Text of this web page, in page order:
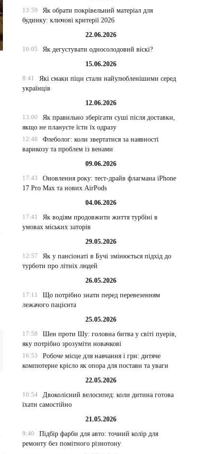
13:59
Як обрати покрівельний матеріал для
будинку: ключові критерії 2026
22.06.2026
10:05
Як дегустувати односолодовий віскі?
15.06.2026
8:41
Які смаки піци стали найулюбленішими серед
українців
12.06.2026
13:00
Як правильно зберігати суші після доставки,
якщо не плануєте їсти їх одразу
12:48
Флеболог: коли звертатися за наявності
варикозу та проблем із венами
09.06.2026
17:43
Оновлення року: тест-драйв флагмана iPhone
17 Pro Max та нових AirPods
04.06.2026
17:41
Як водіям продовжити життя турбіні в
умовах міських заторів
29.05.2026
12:57
Як у пансіонаті в Бучі змінюється підхід до
турботи про літніх людей
26.05.2026
17:11
Що потрібно знати перед перевезенням
лежачого пацієнта
25.05.2026
17:58
Шен проти Шу: головна битва у світі пуерів,
яку потрібно зрозуміти новачкові
16:53
Робоче місце для навчання і гри: дитяче
компютерне крісло як опора для постави та уваги
22.05.2026
10:54
Двоколісний велосипед: коли дитина готова
їхати самостійно
21.05.2026
9:40
Підбір фарби для авто: точний колір для
ремонту без помітного різнотону